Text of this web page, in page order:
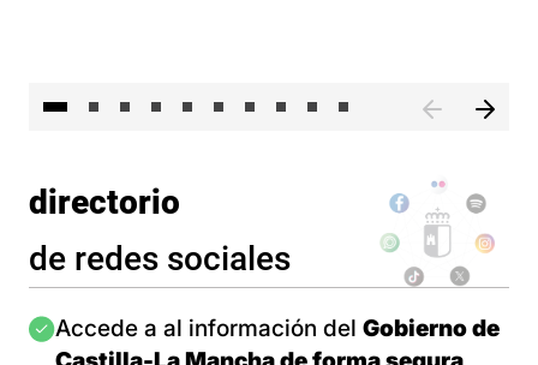
directorio
de redes sociales
Imagen
Accede a al información del Gobierno de